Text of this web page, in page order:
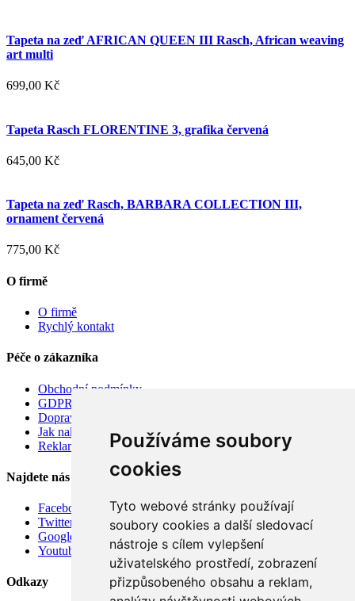
Používáme soubory
cookies
Tyto webové stránky používají
soubory cookies a další sledovací
nástroje s cílem vylepšení
uživatelského prostředí, zobrazení
přizpůsobeného obsahu a reklam,
Tapeta na zeď AFRICAN QUEEN III Rasch, African weaving
art multi
699,00 Kč
Tapeta Rasch FLORENTINE 3, grafika červená
645,00 Kč
Tapeta na zeď Rasch, BARBARA COLLECTION III,
ornament červená
775,00 Kč
O firmě
O firmě
Rychlý kontakt
Péče o zákazníka
Obchodní podmínky
GDPR
Doprava
Jak nakupovat
Reklamace
Najdete nás
Facebook
Twitter
Google
Youtube
Odkazy